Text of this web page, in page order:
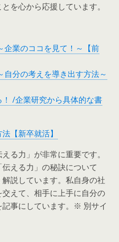
を心から応援しています。
企業のココを見て！～【前
自分の考えを導き出す方法～
！ /企業研究から具体的な書
【新卒就活】
る力」が非常に重要です。
える力」の秘訣について
解説しています。私自身の社
えて、相手に上手に自分の
事にしています。※ 別サイ